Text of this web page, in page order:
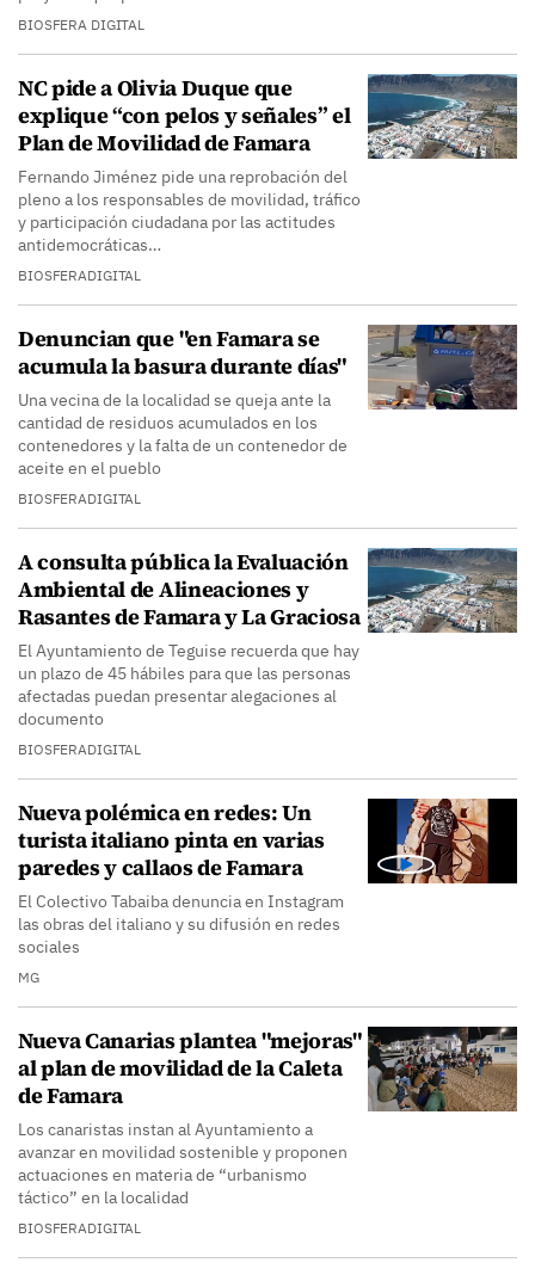
BIOSFERA DIGITAL
NC pide a Olivia Duque que
explique “con pelos y señales” el
Plan de Movilidad de Famara
Fernando Jiménez pide una reprobación del
pleno a los responsables de movilidad, tráfico
y participación ciudadana por las actitudes
antidemocráticas…
BIOSFERADIGITAL
Denuncian que "en Famara se
acumula la basura durante días"
Una vecina de la localidad se queja ante la
cantidad de residuos acumulados en los
contenedores y la falta de un contenedor de
aceite en el pueblo
BIOSFERADIGITAL
A consulta pública la Evaluación
Ambiental de Alineaciones y
Rasantes de Famara y La Graciosa
El Ayuntamiento de Teguise recuerda que hay
un plazo de 45 hábiles para que las personas
afectadas puedan presentar alegaciones al
documento
BIOSFERADIGITAL
Nueva polémica en redes: Un
turista italiano pinta en varias
paredes y callaos de Famara
El Colectivo Tabaiba denuncia en Instagram
las obras del italiano y su difusión en redes
sociales
MG
Nueva Canarias plantea "mejoras"
al plan de movilidad de la Caleta
de Famara
Los canaristas instan al Ayuntamiento a
avanzar en movilidad sostenible y proponen
actuaciones en materia de “urbanismo
táctico” en la localidad
BIOSFERADIGITAL